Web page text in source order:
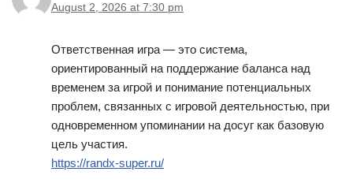
August 2, 2026 at 7:30 pm
Ответственная игра — это система,
ориентированный на поддержание баланса над
временем за игрой и понимание потенциальных
проблем, связанных с игровой деятельностью, при
одновременном упоминании на досуг как базовую
цель участия.
https://randx-super.ru/